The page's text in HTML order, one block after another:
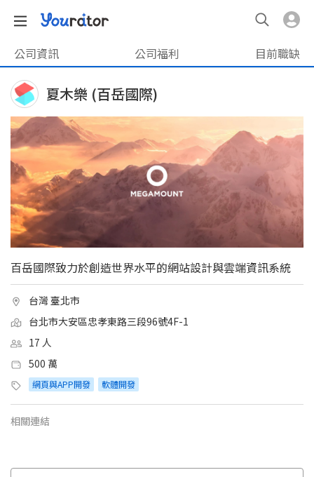
公司資訊 公司福利 目前職缺
夏木樂 (百岳國際)
百岳國際致力於創造世界水平的網站設計與雲端資訊系統
台灣 臺北市
台北市大安區忠孝東路三段96號4F-1
17 人
500 萬
網頁與APP開發 軟體開發
相關連結